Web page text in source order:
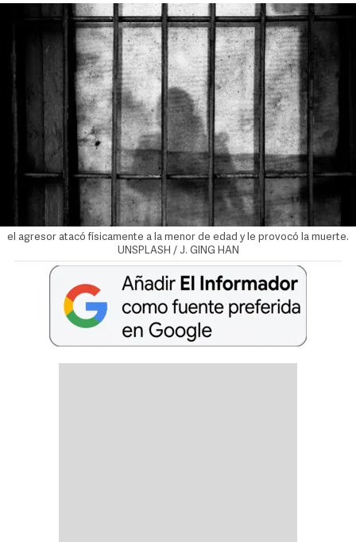
el agresor atacó físicamente a la menor de edad y le provocó la muerte.
UNSPLASH / J. GING HAN